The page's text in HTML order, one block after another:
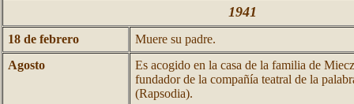
1941
18 de febrero
Muere su padre.
Agosto
Es acogido en la casa de la familia de
fundador de la compañía teatral de la
(Rapsodia).